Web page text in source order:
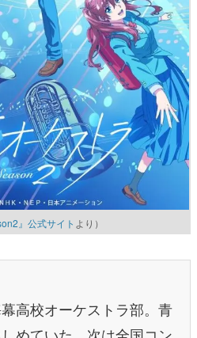
』公式サイト より）
高校オーケストラ部。青
めていた。次は全国コン